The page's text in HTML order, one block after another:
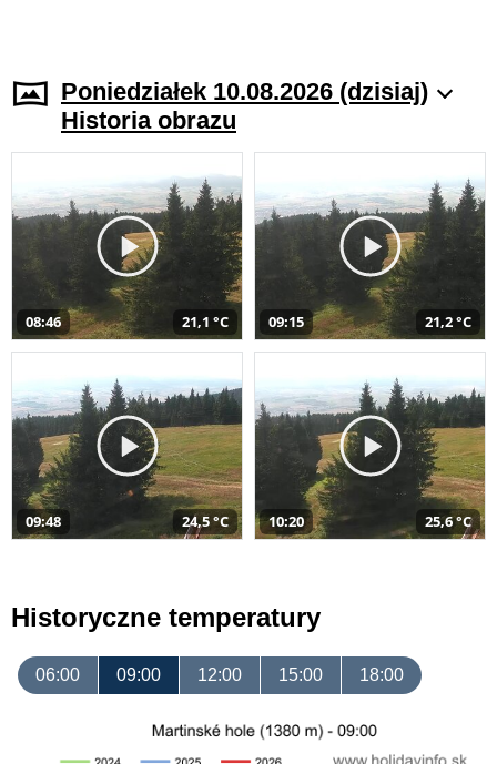
Poniedziałek 10.08.2026 (dzisiaj)
Historia obrazu
08:46 21,1 °C 09:15 21,2 °C
09:48 24,5 °C 10:20 25,6 °C
Historyczne temperatury
06:00 09:00 12:00 15:00 18:00